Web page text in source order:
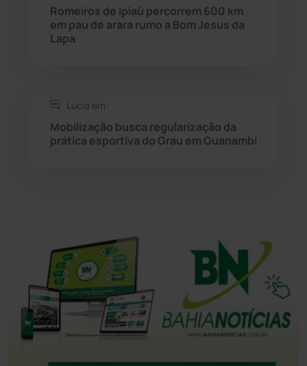
Sudoeste Baiano (1530)
Tanque Novo
Tecnologia (12)
Romeiros de Ipiaú percorrem 600 km
em pau de arara rumo a Bom Jesus da
Lapa
Lúcia em:
Mobilização busca regularização da
prática esportiva do Grau em Guanambi